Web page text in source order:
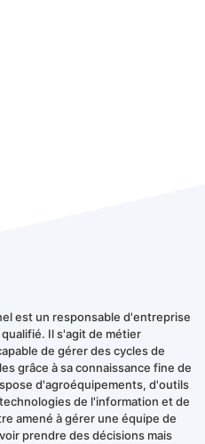
est un responsable d'entreprise
Il s'agit de métier
de gérer des cycles de
grâce à sa connaissance fine de
d'agroéquipements, d'outils
de l'information et de
amené à gérer une équipe de
prendre des décisions mais